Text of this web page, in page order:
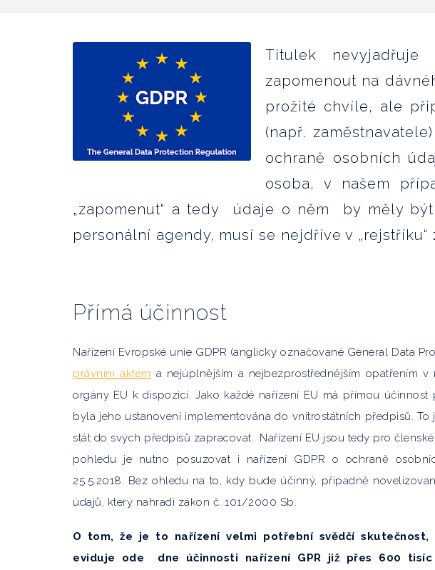
Titulek
zapomenout na
prožité chvíle, ale
(např.
ochraně osobních
osoba, v našem
„zapomenut“ a tedy údaje o něm by měly
personální agendy, musí se nejdříve v
Přímá účinnost
Nařízení Evropské unie GDPR (anglicky označované General Data
právním aktem a nejúplnějším a nejbezprostřednějším opatřením
orgány EU k dispozici. Jako každé nařízení EU má přímou
byla jeho ustanovení implementována do vnitrostátních předpisů.
stát do svých předpisů zapracovat.. Nařízení EU jsou tedy pro
pohledu je nutno posuzovat i nařízení GDPR o ochraně
25.5.2018. Bez ohledu na to, kdy bude účinný, případně
údajů, který nahradí zákon č. 101/2000 Sb.
O tom, že je to nařízení velmi potřební svědčí
eviduje ode dne účinnosti nařízení GPR již přes 600